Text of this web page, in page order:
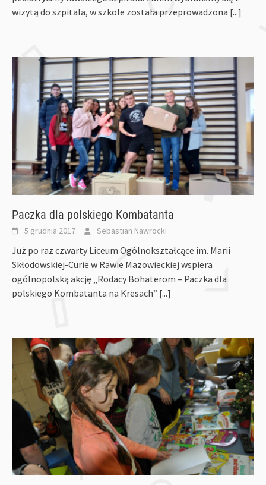
wizytą do szpitala, w szkole została przeprowadzona [...]
Paczka dla polskiego Kombatanta
5 grudnia 2017 Sebastian Nawrocki
Już po raz czwarty Liceum Ogólnokształcące im. Marii
Skłodowskiej-Curie w Rawie Mazowieckiej wspiera
ogólnopolską akcję „Rodacy Bohaterom – Paczka dla
polskiego Kombatanta na Kresach” [...]